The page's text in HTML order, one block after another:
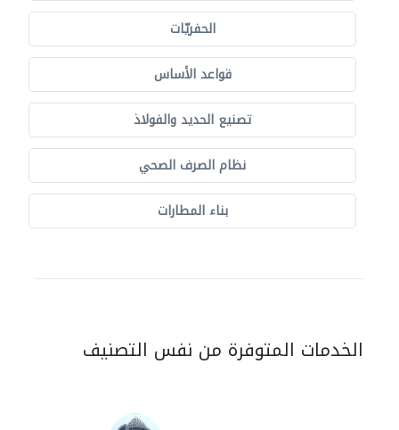
الحفريّات
قواعد الأساس
تصنيع الحديد والفولاذ
نظام الصرف الصحي
بناء المطارات
الخدمات المتوفرة من نفس التصنيف